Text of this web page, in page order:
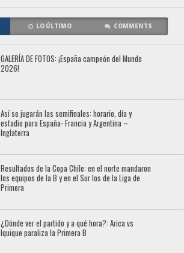
LO ÚLTIMO COMMENTS
GALERÍA DE FOTOS: ¡España campeón del Mundo
2026!
Así se jugarán las semifinales: horario, día y
estadio para España- Francia y Argentina –
Inglaterra
Resultados de la Copa Chile: en el norte mandaron
los equipos de la B y en el Sur los de la Liga de
Primera
¿Dónde ver el partido y a qué hora?: Arica vs
Iquique paraliza la Primera B